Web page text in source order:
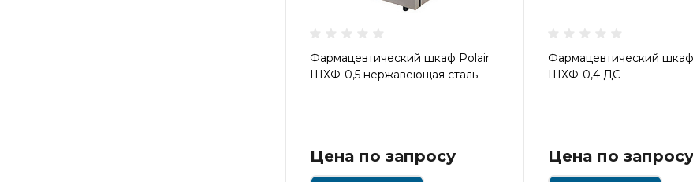
Фармацевтический шкаф Polair
ШХФ-0,5 нержавеющая сталь
Цена по запросу
Фармацевтический
ШХФ-0,4 ДС
Цена по запросу